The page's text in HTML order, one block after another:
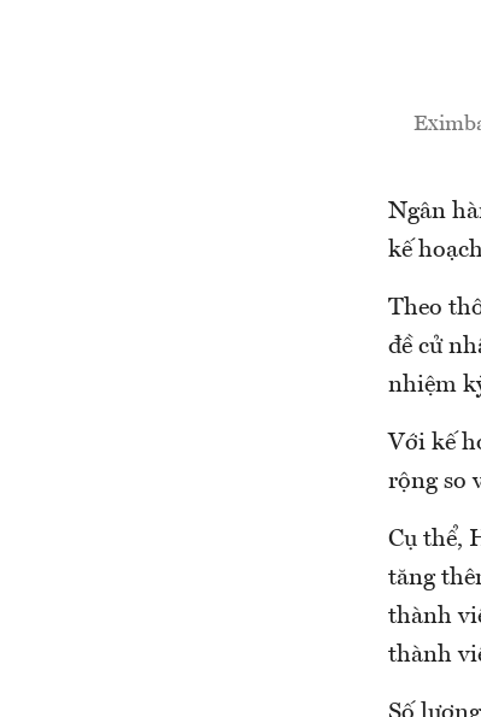
Ngân
kế
Theo
đề cử
nhiệm
Với kế
rộng so
Cụ thể,
tăng
thành
thành